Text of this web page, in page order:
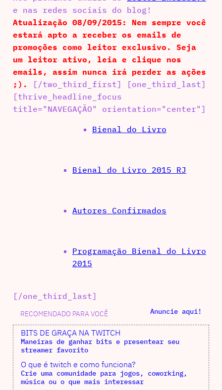
e nas redes sociais do blog!
Atualização 08/09/2015: Nem sempre você
estará apto a receber os emails de
promoções como leitor exclusivo. Seja
um leitor ativo, leia e clique nos
emails, assim nunca irá perder as ações
;).
[/two_third_first] [one_third_last]
[thrive_headline_focus
title="NAVEGAÇÃO" orientation="center"]
Bienal do Livro
Bienal do Livro 2015 RJ
Autores Confirmados
Programação Bienal do Livro
2015
[/one_third_last]
RECOMENDADO PARA VOCÊ Anuncie aqui!
BITS DE GRAÇA NA TWITCH
Maneiras de ganhar bits e presentear seu
streamer favorito
O que é twitch e como funciona?
Crie uma comunidade para jogos, coworking,
música ou o que mais interessar